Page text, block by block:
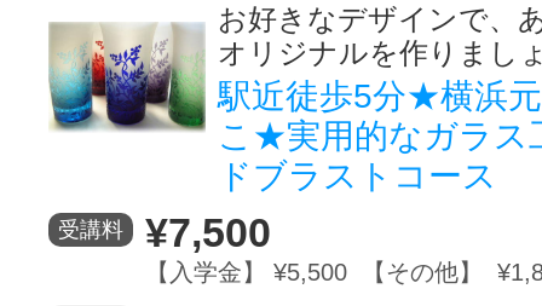
グッドスク
掲載のお問
サイトマッ
お好きなデザインで、
オリジナルを作りまし
駅近徒歩5分★横浜
こ★実用的なガラス
ドブラストコース
受講料 ¥7,500
【入学金】 ¥5,500 【その他】